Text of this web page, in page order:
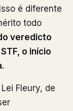
é diferente
todo
veredicto
o início
Fleury, de